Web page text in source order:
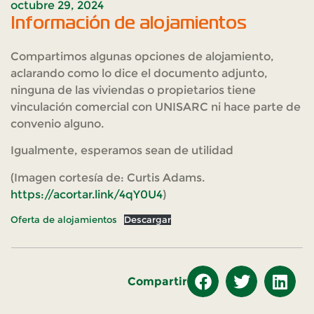
octubre 29, 2024
Información de alojamientos
Compartimos algunas opciones de alojamiento,
aclarando como lo dice el documento adjunto,
ninguna de las viviendas o propietarios tiene
vinculación comercial con UNISARC ni hace parte de
convenio alguno.
Igualmente, esperamos sean de utilidad
(Imagen cortesía de: Curtis Adams.
https://acortar.link/4qY0U4)
Oferta de alojamientos Descargar
Compartir